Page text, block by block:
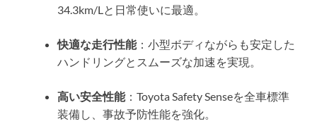
34.3km/Lと日常使いに最適。
快適な走行性能：小型ボディながらも安定した
ハンドリングとスムーズな加速を実現。
高い安全性能：Toyota Safety Senseを全車標準
装備し、事故予防性能を強化。